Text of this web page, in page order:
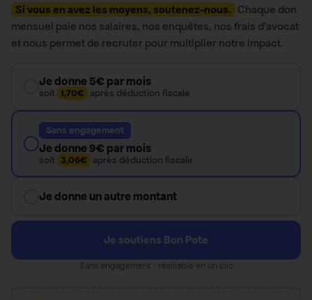
Si vous en avez les moyens, soutenez-nous. Chaque don
mensuel paie nos salaires, nos enquêtes, nos frais d’avocat
et nous permet de recruter pour multiplier notre impact.
Je donne 5€ par mois
soit 1,70€ après déduction fiscale
Sans engagement
Je donne 9€ par mois
soit 3,06€ après déduction fiscale
Je donne un autre montant
Je soutiens Bon Pote
Sans engagement · résiliable en un clic